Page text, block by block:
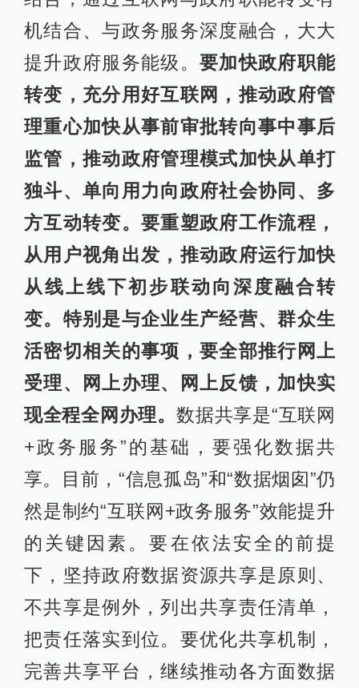
机结合、与政务服务深度融合，大大
提升政府服务能级。要加快政府职能
转变，充分用好互联网，推动政府管
理重心加快从事前审批转向事中事后
监管，推动政府管理模式加快从单打
独斗、单向用力向政府社会协同、多
方互动转变。要重塑政府工作流程，
从用户视角出发，推动政府运行加快
从线上线下初步联动向深度融合转
变。特别是与企业生产经营、群众生
活密切相关的事项，要全部推行网上
受理、网上办理、网上反馈，加快实
现全程全网办理。 数据共享是“互联网
+政务服务”的基础，要强化数据共
享。目前，“信息孤岛”和“数据烟囱”仍
然是制约“互联网+政务服务”效能提升
的关键因素。要在依法安全的前提
下，坚持政府数据资源共享是原则、
不共享是例外，列出共享责任清单，
把责任落实到位。要优化共享机制，
完善共享平台，继续推动各方面数据